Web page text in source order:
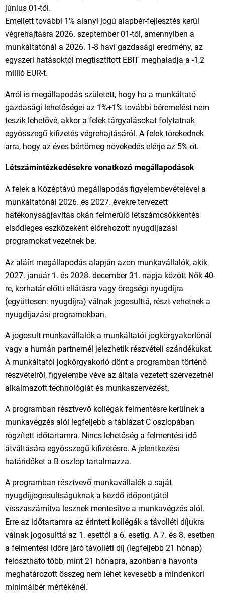
június 01-től.
Emellett további 1% alanyi jogú alapbér-fejlesztés kerül
végrehajtásra 2026. szeptember 01-től, amennyiben a
munkáltatónál a 2026. 1-8 havi gazdasági eredmény, az
egyszeri hatásoktól megtisztított EBIT meghaladja a -1,2
millió EUR-t.
Arról is megállapodás született, hogy ha a munkáltató
gazdasági lehetőségei az 1%+1% további béremelést nem
teszik lehetővé, akkor a felek tárgyalásokat folytatnak
egyösszegű kifizetés végrehajtásáról. A felek törekednek
arra, hogy az éves bértömeg növekedés elérje az 5%-ot.
Létszámintézkedésekre vonatkozó megállapodások
A felek a Középtávú megállapodás figyelembevételével a
munkáltatónál 2026. és 2027. évekre tervezett
hatékonyságjavítás okán felmerülő létszámcsökkentés
elsődleges eszközeként előrehozott nyugdíjazási
programokat vezetnek be.
Az aláírt megállapodás alapján azon munkavállalók, akik
2027. január 1. és 2028. december 31. napja között Nők 40-
re, korhatár előtti ellátásra vagy öregségi nyugdíjra
(együttesen: nyugdíjra) válnak jogosulttá, részt vehetnek a
nyugdíjazási programokban.
A jogosult munkavállalók a munkáltatói jogkörgyakorlónál
vagy a humán partnernél jelezhetik részvételi szándékukat.
A munkáltatói jogkörgyakorló dönt a programban történő
részvételről, figyelembe véve az általa vezetett szervezetnél
alkalmazott technológiát és munkaszervezést.
A programban résztvevő kollégák felmentésre kerülnek a
munkavégzés alól legfeljebb a táblázat C oszlopában
rögzített időtartamra. Nincs lehetőség a felmentési idő
átváltására egyösszegű kifizetésre. A jelentkezési
határidőket a B oszlop tartalmazza.
A programban résztvevő munkavállalók a saját
nyugdíjjogosultságuknak a kezdő időpontjától
visszaszámítva lesznek mentesítve a munkavégzés alól.
Erre az időtartamra az érintett kollégák a távolléti díjukra
válnak jogosulttá az 1. esettől a 6. esetig. A 7. és 8. esetben
a felmentési időre járó távolléti díj (legfeljebb 21 hónap)
felosztható több, mint 21 hónapra, azonban a havonta
meghatározott összeg nem lehet kevesebb a mindenkori
minimálbér mértékénél.